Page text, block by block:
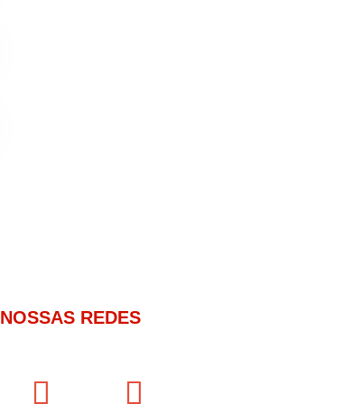
NOSSAS REDES